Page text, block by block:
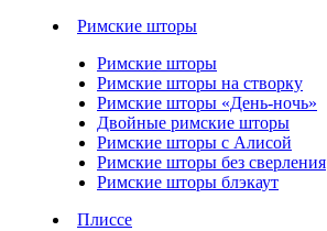
Римские шторы
Римские шторы
Римские шторы на створку
Римские шторы «День-ночь»
Двойные римские шторы
Римские шторы с Алисой
Римские шторы без сверления
Римские шторы блэкаут
Плиссе